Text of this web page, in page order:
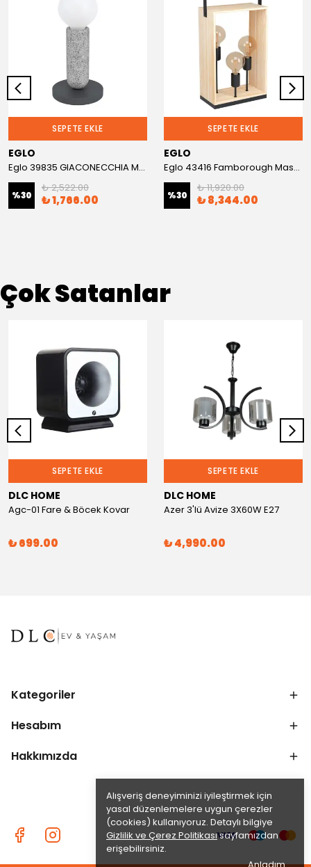
Alışveriş deneyiminizi iyileştirmek için
yasal düzenlemelere uygun çerezler
(cookies) kullanıyoruz. Detaylı bilgiye
Gizlilik ve Çerez Politikasısayfamızdan
erişebilirsiniz.
SEPETE EKLE
EGLO
Eglo 39835 GIACONECCHIA Masa Lambası
%30
₺ 2,522.00
₺ 1,766.00
SEPETE EKLE
EGLO
Eglo 43416 Famborough Masa Lambası
%30
₺ 11,920.00
₺ 8,344.00
Çok Satanlar
SEPETE EKLE
DLC HOME
Agc-01 Fare & Böcek Kovar
₺ 699.00
SEPETE EKLE
DLC HOME
Azer 3'lü Avize 3X60W E27
₺ 4,990.00
Kategoriler
Hesabım
Hakkımızda